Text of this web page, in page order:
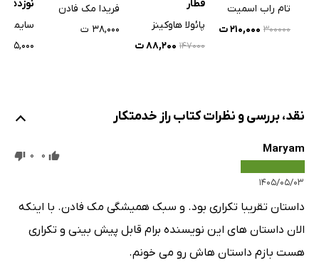
تام راب اسمیت
۳۰۰۰۰۰ ۲۱۰,۰۰۰ ت
قطار
پائولا هاوکینز
۱۴۷۰۰۰ ۸۸,۲۰۰ ت
فریدا مک فادن
۳۸,۰۰۰ ت
نوزدهم
۹۵,۰۰۰ ت
نقد، بررسی و نظرات کتاب راز خدمتکار
Maryam
۱۴۰۵/۰۵/۰۳
0
0
داستان تقریبا تکراری بود. و سبک همیشگی مک فادن. با اینکه
الان داستان های این نویسنده برام قابل پیش بینی و تکراری
هست بازم داستان هاش رو می خونم.